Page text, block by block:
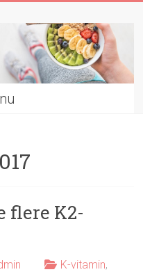
flere K2-
K-vitamin,